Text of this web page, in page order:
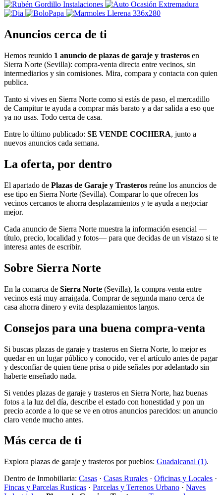
Anuncios cerca de ti
Hemos reunido 1 anuncio de plazas de garaje y trasteros en
Sierra Norte (Sevilla): compra-venta directa entre vecinos, sin
intermediarios y sin comisiones. Mira, compara y contacta con quien
publica.
Tanto si vives en Sierra Norte como si estás de paso, el mercadillo
de Campitur te ayuda a comprar más barato y a dar salida a eso que
ya no usas. Todo cerca de casa.
Entre lo último publicado: SE VENDE COCHERA, junto a
nuevos anuncios cada semana.
La oferta, por dentro
El apartado de Plazas de Garaje y Trasteros reúne los anuncios de
ese tipo en Sierra Norte (Sevilla). Comparar lo que ofrecen los
vecinos cercanos te ahorra desplazamientos y te ayuda a negociar
mejor.
Cada anuncio de Sierra Norte muestra la información esencial —
título, precio, localidad y fotos— para que decidas de un vistazo si te
interesa antes de escribir.
Sobre Sierra Norte
En la comarca de Sierra Norte (Sevilla), la compra-venta entre
vecinos está muy arraigada. Comprar de segunda mano cerca de
casa ahorra dinero y evita desplazamientos largos.
Consejos para una buena compra-venta
Si buscas plazas de garaje y trasteros en Sierra Norte, lo mejor es
quedar en un lugar público y conocido, ver el artículo antes de pagar
y desconfiar de quien tiene prisa o pide señales por adelantado sin
haberte enseñado nada.
Si vendes plazas de garaje y trasteros en Sierra Norte, haz buenas
fotos a la luz del día, describe el estado con honestidad y pon un
precio acorde a lo que se ve en otros anuncios parecidos: un anuncio
claro vende mucho antes.
Más cerca de ti
Explora plazas de garaje y trasteros por pueblos: Guadalcanal (1).
Dentro de Inmobiliaria: Casas · Casas Rurales · Oficinas y Locales ·
Fincas y Parcelas Rusticas · Parcelas y Terrenos Urbano · Naves